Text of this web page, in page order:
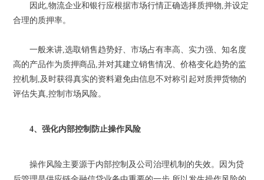
因此,物流企业和银行应根据市场行情正确选择质押物,并设定
合理的质押率。
一般来讲,选取销售趋势好、市场占有率高、实力强、知名度
高的产品作为质押商品,并对其建立销售情况、价格变化趋势的监
控机制,及时获得真实的资料避免由信息不对称引起对质押货物的
评估失真,控制市场风险。
4、强化内部控制防止操作风险
操作风险主要源于内部控制及公司治理机制的失效。因为贷